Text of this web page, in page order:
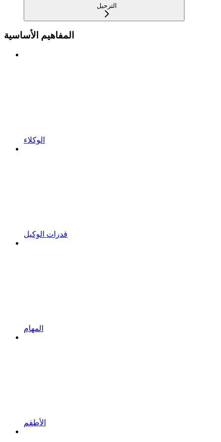
الترحيل
المفاهيم الأساسية
الوكلاء
قدرات الوكيل
المهام
الأطقم